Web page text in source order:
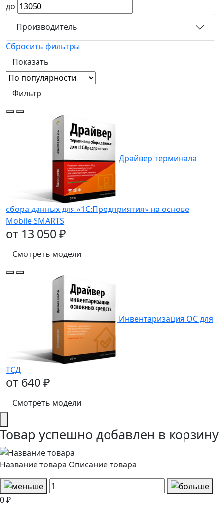
до
Производитель
Сбросить фильтры
Фильтр
Драйвер терминала
сбора данных для «1С:Предприятия» на основе
Mobile SMARTS
от 13 050 ₽
Смотреть модели
Инвентаризация ОС для
ТСД
от 640 ₽
Смотреть модели
Товар успешно добавлен в корзину
Название товара Описание товара
0 ₽